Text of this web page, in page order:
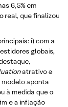
6,5% em
real, que finalizou
i) com a
globais,
atrativo e
aponta
à medida que o
e a inflação